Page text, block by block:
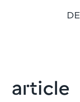
DE
article